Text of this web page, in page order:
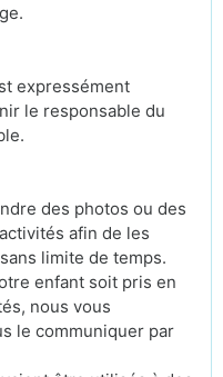
expressément
le responsable du
des photos ou des
afin de les
limite de temps.
enfant soit pris en
nous vous
le communiquer par